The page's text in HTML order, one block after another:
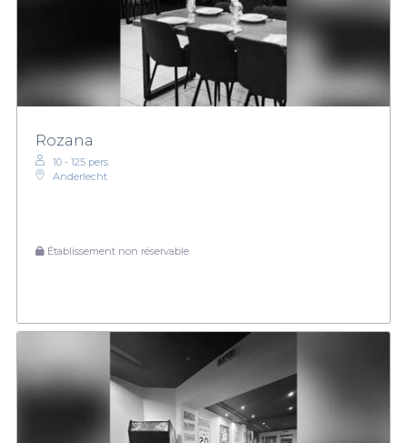
Rozana
10 - 125 pers.
Anderlecht
Établissement non réservable